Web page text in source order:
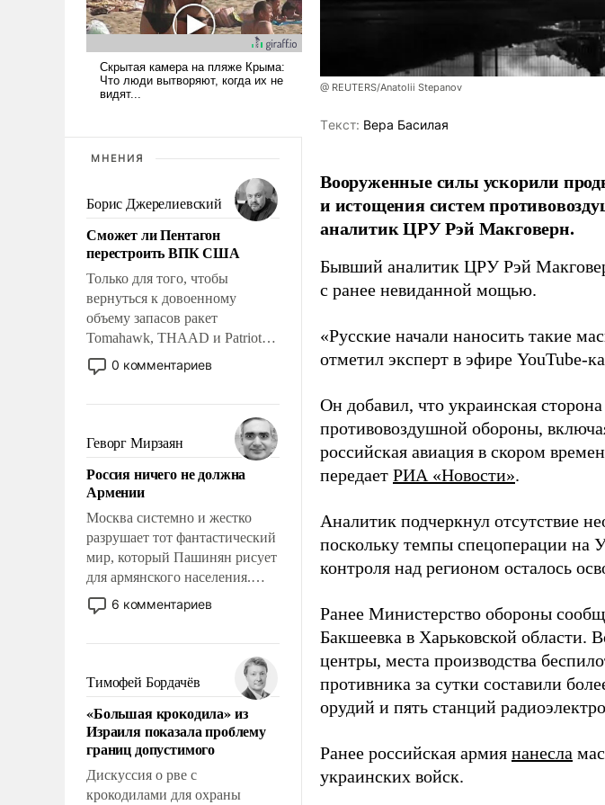
МНЕНИЯ
Борис Джерелиевский
Сможет ли Пентагон
перестроить ВПК США
Только для того, чтобы
вернуться к довоенному
объему запасов ракет
Tomahawk, THAAD и Patriot
США потребуется более трех
лет. Даже небольшая война с
Сложившаяся ситуация
означает многолетний период
уязвимости США, например,
перед Китаем.
0 комментариев
Геворг Мирзаян
Россия ничего не должна
Армении
Москва системно и жестко
разрушает тот фантастический
мир, который Пашинян рисует
для армянского населения.
Мир, где этому населению все
должны просто по
политические прожекты будут
беспрекословно оплачиваться
за счет российских
налогоплательщиков и где за
свои поступки не нужно
отвечать.
6 комментариев
Тимофей Бордачёв
«Большая крокодила» из
Израиля показала проблему
границ допустимого
Дискуссия о рве с
крокодилами для охраны
@ REUTERS/Anatolii Stepanov
Tекст: Вера Басилая
Вооруженные силы ускорили
и истощения систем
аналитик ЦРУ Рэй Макговерн.
Бывший аналитик ЦРУ Рэй
с ранее невиданной мощью.
«Русские начали наносить такие
отметил эксперт в эфире YouTube-
Он добавил, что украинская
противовоздушной обороны,
российская авиация в скором
передает РИА «Новости».
Аналитик подчеркнул отсутствие
поскольку темпы спецоперации на
контроля над регионом осталось
Ранее Министерство обороны
Бакшеевка в Харьковской области.
центры, места производства
противника за сутки составили
орудий и пять станций
Ранее российская армия нанесла
украинских войск.